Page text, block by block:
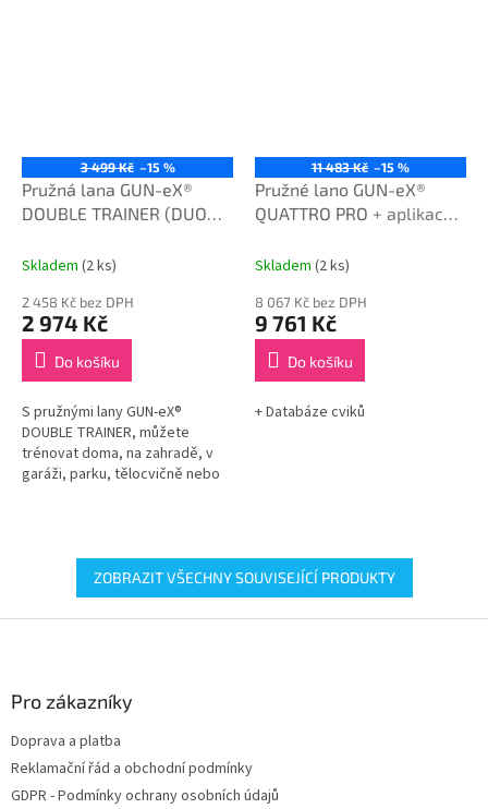
3 499 Kč –15 %
Pružná lana GUN-eX®
DOUBLE TRAINER (DUO
Skladem (2 ks)
2 458 Kč bez DPH
2 974 Kč
Do košíku
S pružnými lany GUN-eX®
DOUBLE TRAINER, můžete
trénovat doma, na zahradě, v
garáži, parku, tělocvičně nebo
11 483 Kč –15 %
Pružné lano GUN-eX®
QUATTRO PRO + aplikace
Skladem (2 ks)
8 067 Kč bez DPH
9 761 Kč
Do košíku
+ Databáze cviků
ZOBRAZIT VŠECHNY SOUVISEJÍCÍ PRODUKTY
Pro zákazníky
Doprava a platba
Reklamační řád a obchodní podmínky
GDPR - Podmínky ochrany osobních údajů